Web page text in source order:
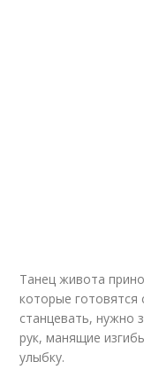
Танец живота
которые
станцевать, нужно
рук, манящие
улыбку.